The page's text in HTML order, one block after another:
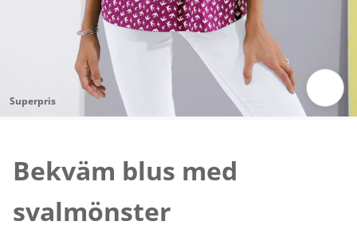
Superpris
Bekväm blus med
svalmönster